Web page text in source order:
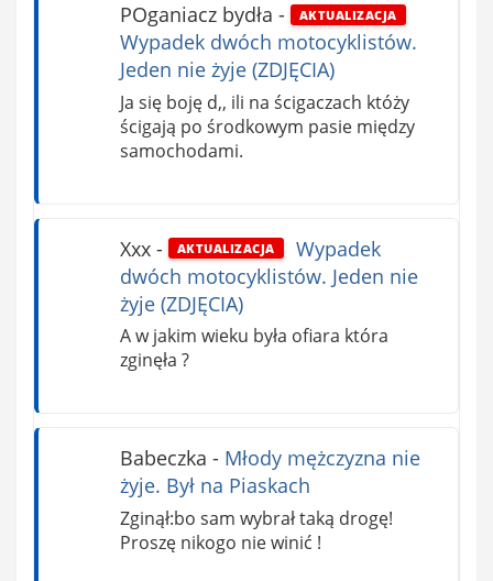
POganiacz bydła - AKTUALIZACJA
Wypadek dwóch motocyklistów.
Jeden nie żyje (ZDJĘCIA)
Ja się boję d,, ili na ścigaczach któży
ścigają po środkowym pasie między
samochodami.
Xxx- AKTUALIZACJA
Wypadek
dwóch motocyklistów. Jeden nie
żyje (ZDJĘCIA)
A w jakim wieku była ofiara która
zginęła ?
Babeczka - Młody mężczyzna nie
żyje. Był na Piaskach
Zginął:bo sam wybrał taką drogę!
Proszę nikogo nie winić !